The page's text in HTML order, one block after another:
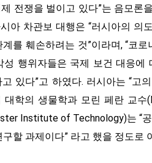
전쟁을 벌이고 있다”는 음모론
아 차관보 대행은 “러시아의 의
를 훼손하려는 것”이라며, “코
성 행위자들은 국제 보건 대응
있다”고 하였다. 러시아는 “고
대학의 생물학과 모린 페란 교
Institute of Technology)는 “
할 과제이다” 라고 했을 정도로